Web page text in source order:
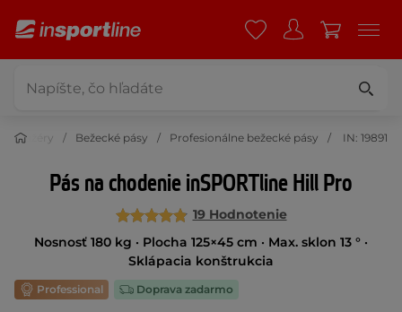
Trenažéry Bežecké pásy Profesionálne bežecké pásy IN: 19891
Pás na chodenie inSPORTline Hill Pro
19 Hodnotenie
Nosnosť 180 kg · Plocha 125×45 cm · Max. sklon 13 ° ·
Sklápacia konštrukcia
Professional Doprava zadarmo